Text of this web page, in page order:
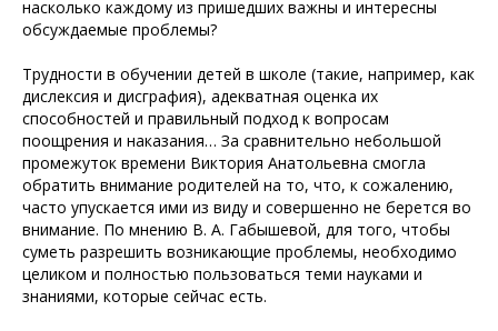
насколько каждому из пришедших важны и интересны
обсуждаемые проблемы?
Трудности в обучении детей в школе (такие, например, как
дислексия и дисграфия), адекватная оценка их
способностей и правильный подход к вопросам
поощрения и наказания… За сравнительно небольшой
промежуток времени Виктория Анатольевна смогла
обратить внимание родителей на то, что, к сожалению,
часто упускается ими из виду и совершенно не берется во
внимание. По мнению В. А. Габышевой, для того, чтобы
суметь разрешить возникающие проблемы, необходимо
целиком и полностью пользоваться теми науками и
знаниями, которые сейчас есть.